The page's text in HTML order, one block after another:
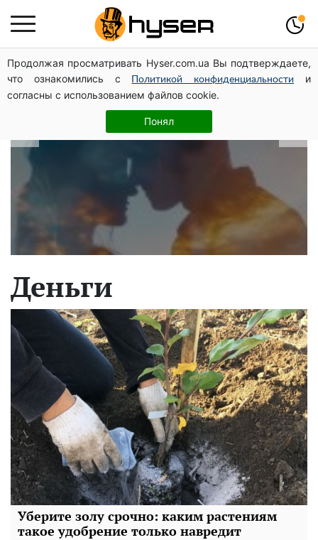
Продолжая просматривать Hyser.com.ua Вы подтверждаете,
что ознакомились с
Политикой конфиденциальности
и
согласны с использованием файлов cookie.
Понял
В какие даты рождаются самые
верные мужчины: лучше сразу
проверить, чтоб потом не страдать
Деньги
Уберите золу срочно: каким растениям
такое удобрение только навредит